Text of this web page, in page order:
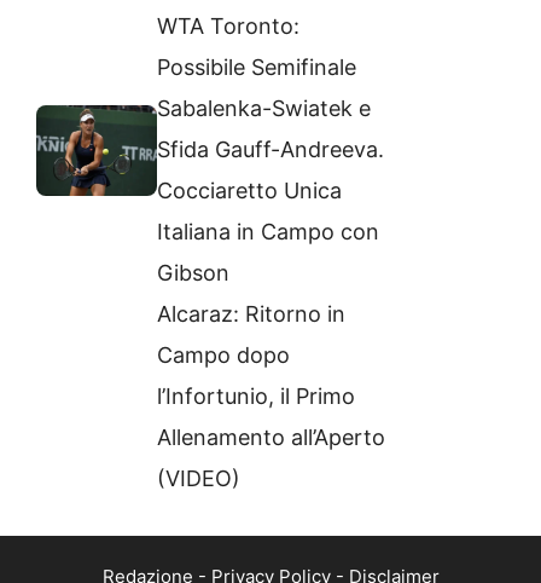
WTA Toronto:
Possibile Semifinale
Sabalenka-Swiatek e
Sfida Gauff-Andreeva.
Cocciaretto Unica
Italiana in Campo con
Gibson
Alcaraz: Ritorno in
Campo dopo
l’Infortunio, il Primo
Allenamento all’Aperto
(VIDEO)
Redazione - Privacy Policy- Disclaimer